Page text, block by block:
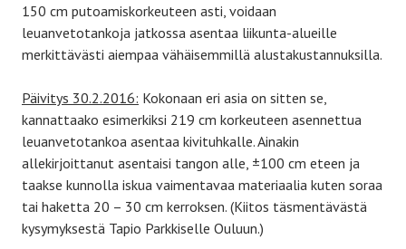
150 cm putoamiskorkeuteen asti, voidaan
leuanvetotankoja jatkossa asentaa liikunta-alueille
merkittävästi aiempaa vähäisemmillä alustakustannuksilla.
Päivitys 30.2.2016: Kokonaan eri asia on sitten se,
kannattaako esimerkiksi 219 cm korkeuteen asennettua
leuanvetotankoa asentaa kivituhkalle. Ainakin
allekirjoittanut asentaisi tangon alle, ±100 cm eteen ja
taakse kunnolla iskua vaimentavaa materiaalia kuten soraa
tai haketta 20 – 30 cm kerroksen. (Kiitos täsmentävästä
kysymyksestä Tapio Parkkiselle Ouluun.)